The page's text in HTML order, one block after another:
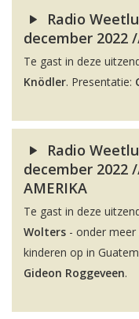
Radio
december 2022
Te gast in deze
Knödler. Presentatie:
Radio
december 2022
AMERIKA
Te gast in deze
Wolters - onder
kinderen op in
Gideon Roggeveen.